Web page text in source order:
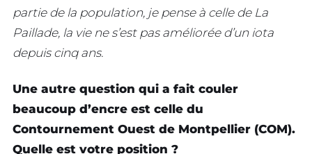
partie de la population, je pense à celle de La
Paillade, la vie ne s’est pas améliorée d’un iota
depuis cinq ans.
Une autre question qui a fait couler
beaucoup d’encre est celle du
Contournement Ouest de Montpellier (COM).
Quelle est votre position ?